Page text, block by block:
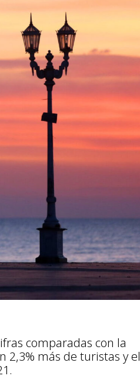
comparadas con la
2,3% más de turistas y el